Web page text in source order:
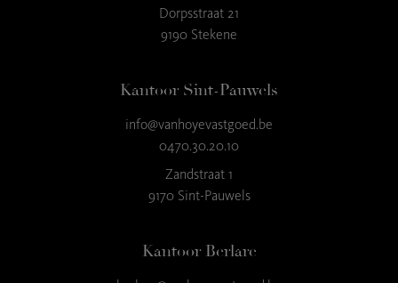
Dorpsstraat 21
9190 Stekene
Kantoor Sint-Pauwels
info@vanhoyevastgoed.be
0470.30.20.10
Zandstraat 1
9170 Sint-Pauwels
Kantoor Berlare